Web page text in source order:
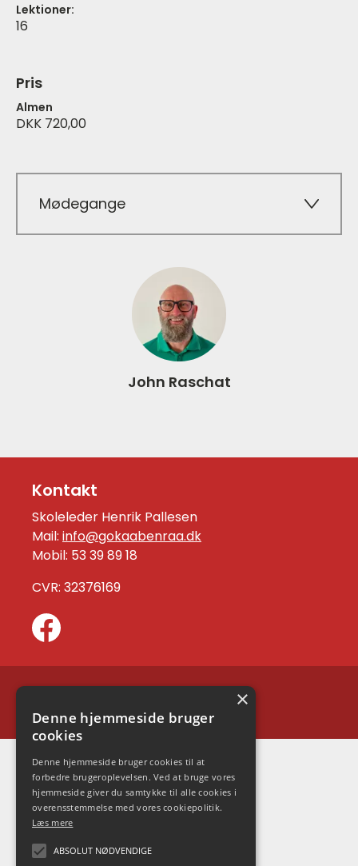
Lektioner:
16
Pris
Almen
DKK 720,00
Mødegange
John Raschat
Kontakt
Skoleleder Henrik Pallesen
Mail: info@gokaabenraa.dk
Mobil: 53 39 89 18
CVR: 32376169
×
Denne hjemmeside bruger
cookies
Denne hjemmeside bruger cookies til at
forbedre brugeroplevelsen. Ved at bruge vores
hjemmeside giver du samtykke til alle cookies i
overensstemmelse med vores cookiepolitik.
Læs mere
ABSOLUT NØDVENDIGE